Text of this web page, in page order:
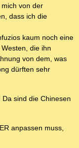
von der
dass ich die
kaum noch eine
die ihn
von dem, was
dürften sehr
sind die Chinesen
anpassen muss,